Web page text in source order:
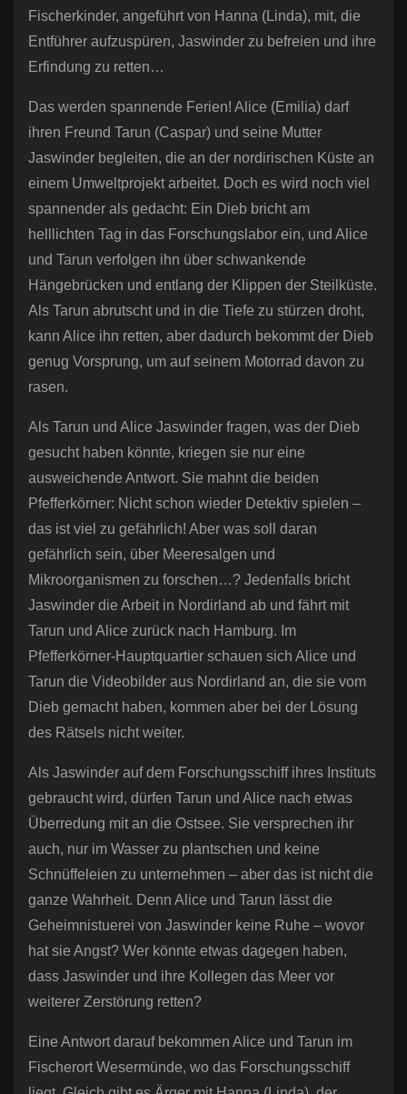
Fischerkinder, angeführt von Hanna (Linda), mit, die
Entführer aufzuspüren, Jaswinder zu befreien und ihre
Erfindung zu retten…
Das werden spannende Ferien! Alice (Emilia) darf
ihren Freund Tarun (Caspar) und seine Mutter
Jaswinder begleiten, die an der nordirischen Küste an
einem Umweltprojekt arbeitet. Doch es wird noch viel
spannender als gedacht: Ein Dieb bricht am
helllichten Tag in das Forschungslabor ein, und Alice
und Tarun verfolgen ihn über schwankende
Hängebrücken und entlang der Klippen der Steilküste.
Als Tarun abrutscht und in die Tiefe zu stürzen droht,
kann Alice ihn retten, aber dadurch bekommt der Dieb
genug Vorsprung, um auf seinem Motorrad davon zu
rasen.
Als Tarun und Alice Jaswinder fragen, was der Dieb
gesucht haben könnte, kriegen sie nur eine
ausweichende Antwort. Sie mahnt die beiden
Pfefferkörner: Nicht schon wieder Detektiv spielen –
das ist viel zu gefährlich! Aber was soll daran
gefährlich sein, über Meeresalgen und
Mikroorganismen zu forschen…? Jedenfalls bricht
Jaswinder die Arbeit in Nordirland ab und fährt mit
Tarun und Alice zurück nach Hamburg. Im
Pfefferkörner-Hauptquartier schauen sich Alice und
Tarun die Videobilder aus Nordirland an, die sie vom
Dieb gemacht haben, kommen aber bei der Lösung
des Rätsels nicht weiter.
Als Jaswinder auf dem Forschungsschiff ihres Instituts
gebraucht wird, dürfen Tarun und Alice nach etwas
Überredung mit an die Ostsee. Sie versprechen ihr
auch, nur im Wasser zu plantschen und keine
Schnüffeleien zu unternehmen – aber das ist nicht die
ganze Wahrheit. Denn Alice und Tarun lässt die
Geheimnistuerei von Jaswinder keine Ruhe – wovor
hat sie Angst? Wer könnte etwas dagegen haben,
dass Jaswinder und ihre Kollegen das Meer vor
weiterer Zerstörung retten?
Eine Antwort darauf bekommen Alice und Tarun im
Fischerort Wesermünde, wo das Forschungsschiff